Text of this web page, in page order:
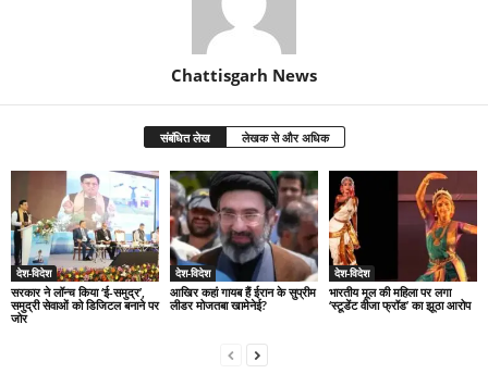
Chattisgarh News
संबंधित लेख लेखक से और अधिक
देश-विदेश
सरकार ने लॉन्च किया ‘ई-समुद्र’,
समुद्री सेवाओं को डिजिटल बनाने पर
जोर
देश-विदेश
आखिर कहां गायब हैं ईरान के सुप्रीम
लीडर मोजतबा खामेनेई?
देश-विदेश
भारतीय मूल की महिला पर लगा
‘स्टूडेंट वीजा फ्रॉड’ का झूठा आरोप